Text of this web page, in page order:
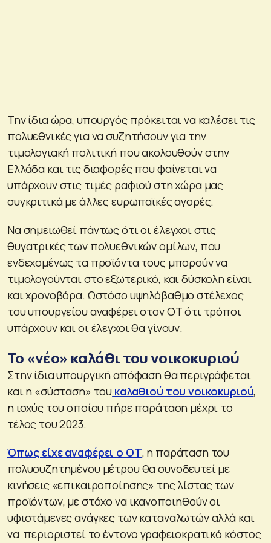
Την ίδια ώρα, υπουργός πρόκειται να καλέσει τις
πολυεθνικές για να συζητήσουν για την
τιμολογιακή πολιτική που ακολουθούν στην
Ελλάδα και τις διαφορές που φαίνεται να
υπάρχουν στις τιμές ραφιού στη χώρα μας
συγκριτικά με άλλες ευρωπαϊκές αγορές.
Να σημειωθεί πάντως ότι οι έλεγχοι στις
θυγατρικές των πολυεθνικών ομίλων, που
ενδεχομένως τα προϊόντα τους μπορούν να
τιμολογούνται στο εξωτερικό, και δύσκολη είναι
και χρονοβόρα. Ωστόσο υψηλόβαθμο στέλεχος
του υπουργείου αναφέρει στον ΟΤ ότι τρόποι
υπάρχουν και οι έλεγχοι θα γίνουν.
Το «νέο» καλάθι του νοικοκυριού
Στην ίδια υπουργική απόφαση θα περιγράφεται
και η «σύσταση» του καλαθιού του νοικοκυριού,
η ισχύς του οποίου πήρε παράταση μέχρι το
τέλος του 2023.
Όπως είχε αναφέρει ο ΟΤ, η παράταση του
πολυσυζητημένου μέτρου θα συνοδευτεί με
κινήσεις «επικαιροποίησης» της λίστας των
προϊόντων, με στόχο να ικανοποιηθούν οι
υφιστάμενες ανάγκες των καταναλωτών αλλά και
να περιοριστεί το έντονο γραφειοκρατικό κόστος